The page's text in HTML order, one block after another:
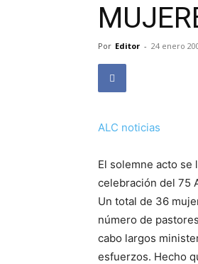
Por Editor - 24 enero
ALC noticias
El solemne acto se
celebración del 75
Un total de 36
número de
cabo largos
esfuerzos. Hecho